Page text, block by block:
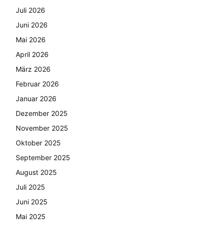
Juli 2026
Juni 2026
Mai 2026
April 2026
März 2026
Februar 2026
Januar 2026
Dezember 2025
November 2025
Oktober 2025
September 2025
August 2025
Juli 2025
Juni 2025
Mai 2025